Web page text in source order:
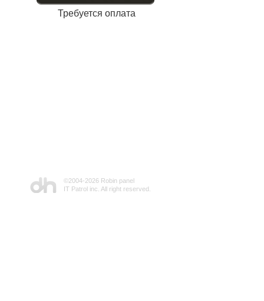
Требуется оплата
©2004-2026 Robin panel
IT Patrol inc. All right reserved.